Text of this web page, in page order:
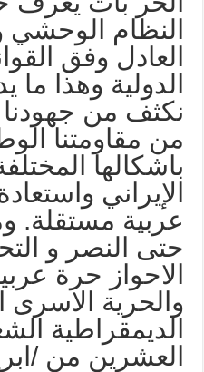
الوحشي
وفق
وهذا ما
من جهودنا
مقاومتنا
المختلفة
واستعادة
مستقلة.
النصر و
حرة
الاسرى
من /ابريل /